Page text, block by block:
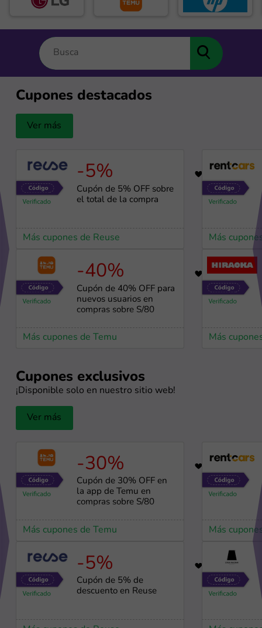
Cupones destacados
Ver más
-5%
Cupón de 5% OFF sobre
el total de la compra
Más cupones de Reuse
-40%
Cupón de 40% OFF para
nuevos usuarios en
compras sobre S/80
Más cupones de Temu
Más
Más
Cupones exclusivos
¡Disponible solo en nuestro sitio web!
Ver más
-30%
Cupón de 30% OFF en
la app de Temu en
compras sobre S/80
Más cupones de Temu
-5%
Cupón de 5% de
descuento en Reuse
Más